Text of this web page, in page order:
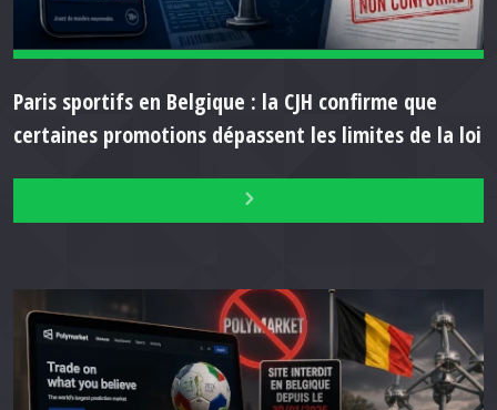
Paris sportifs en Belgique : la CJH confirme que
certaines promotions dépassent les limites de la loi